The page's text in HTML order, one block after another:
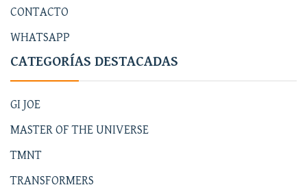
CONTACTO
WHATSAPP
CATEGORÍAS DESTACADAS
GI JOE
MASTER OF THE UNIVERSE
TMNT
TRANSFORMERS